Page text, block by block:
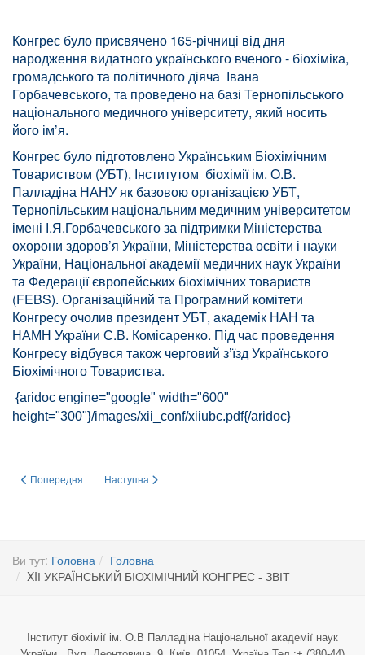
Конгрес було присвячено 165-річниці від дня
народження видатного українського вченого - біохіміка,
громадського та політичного діяча Івана
Горбачевського, та проведено на базі Тернопільського
національного медичного університету, який носить
його ім’я.
Конгрес було підготовлено Українським Біохімічним
Товариством (УБТ), Інститутом біохімії ім. О.В.
Палладіна НАНУ як базовою організацією УБТ,
Тернопільським національним медичним університетом
імені І.Я.Горбачевського за підтримки Міністерства
охорони здоров’я України, Міністерства освіти і науки
України, Національної академії медичних наук України
та Федерації європейських біохімічних товариств
(FEBS). Організаційний та Програмний комітети
Конгресу очолив президент УБТ, академік НАН та
НАМН України С.В. Комісаренко. Під час проведення
Конгресу відбувся також черговий з’їзд Українського
Біохімічного Товариства.
{aridoc engine="google" width="600"
height="300"}/images/xii_conf/xiiubc.pdf{/aridoc}
Попередня стаття: 25-річчя української антарктичної станції «Академік
Попередня Наступна стаття: ДО 100 – РІЧЧЯ НАЦІОНАЛЬНОЇ
Наступна
Ви тут: Головна
Головна
XIІ УКРАЇНСЬКИЙ БІОХІМІЧНИЙ КОНГРЕС - ЗВІТ
Інститут біохімії ім. О.В Палладіна Національної академії наук